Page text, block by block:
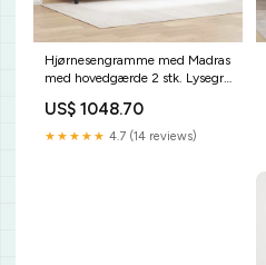
Hjørnesengramme med Madras
med hovedgærde 2 stk. Lysegrå
US$ 1048.70
★★★★★ 4.7 (14 reviews)